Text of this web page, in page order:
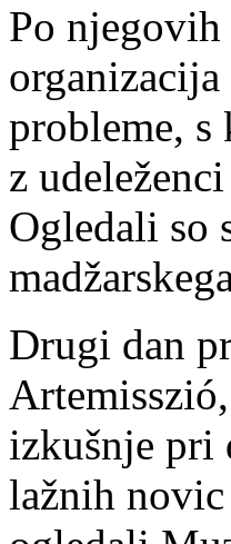
Po njegovih
probleme, s
z
Ogledali so
Drugi dan
izkušnje pri
lažnih